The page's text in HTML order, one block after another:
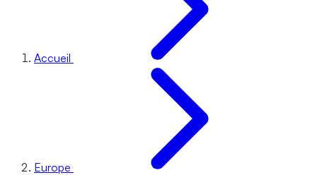
Accueil
Europe